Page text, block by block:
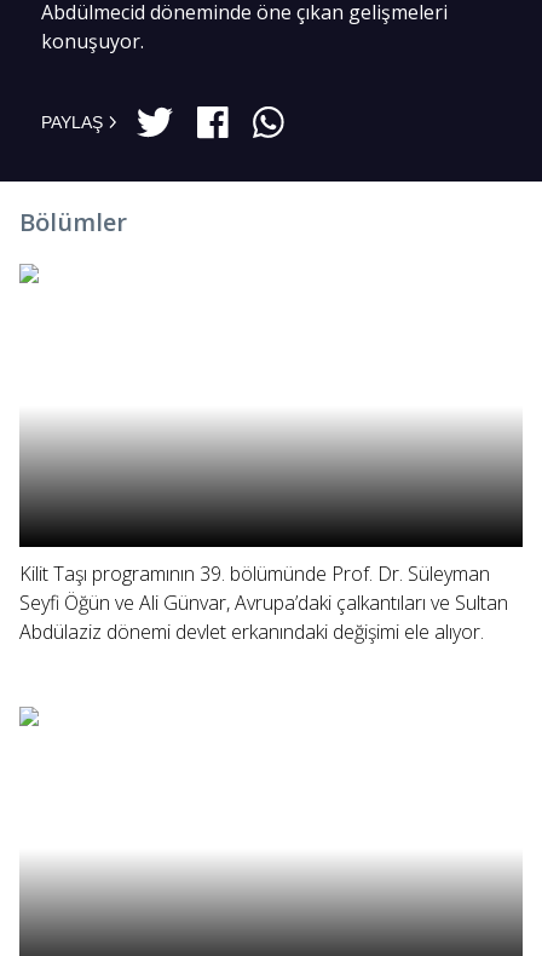
Abdülmecid döneminde öne çıkan gelişmeleri
konuşuyor.
PAYLAŞ
Bölümler
Kilit Taşı programının 39. bölümünde Prof. Dr. Süleyman
Seyfi Öğün ve Ali Günvar, Avrupa’daki çalkantıları ve Sultan
Abdülaziz dönemi devlet erkanındaki değişimi ele alıyor.